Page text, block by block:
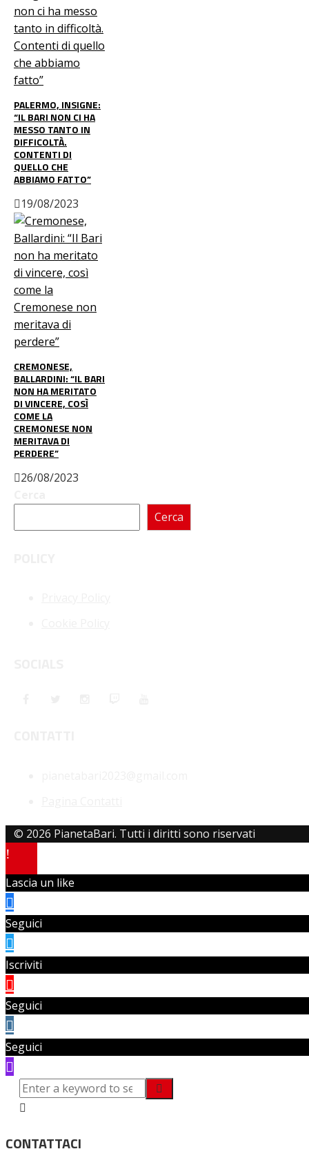
PALERMO, INSIGNE:
“IL BARI NON CI HA
MESSO TANTO IN
DIFFICOLTÀ.
CONTENTI DI
QUELLO CHE
ABBIAMO FATTO”
19/08/2023
CREMONESE,
BALLARDINI: “IL BARI
NON HA MERITATO
DI VINCERE, COSÌ
COME LA
CREMONESE NON
MERITAVA DI
PERDERE”
26/08/2023
Cerca
© 2026 PianetaBari. Tutti i diritti sono riservati
Lascia un like
Seguici
Iscriviti
Seguici
Seguici
CONTATTACI